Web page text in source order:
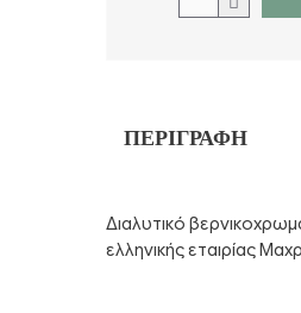
ΠΕΡΙΓΡΑΦΉ
Διαλυτικό
ελληνικής εταιρίας